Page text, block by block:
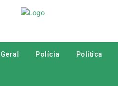
Geral Polícia Política